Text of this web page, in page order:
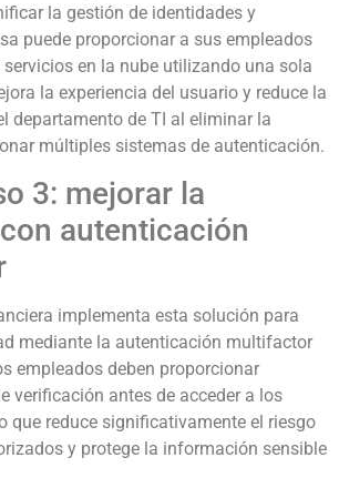
la gestión de identidades y
puede proporcionar a sus empleados
en la nube utilizando una sola
la experiencia del usuario y reduce la
departamento de TI al eliminar la
múltiples sistemas de autenticación.
3: mejorar la
autenticación
implementa esta solución para
mediante la autenticación multifactor
empleados deben proporcionar
verificación antes de acceder a los
que reduce significativamente el riesgo
y protege la información sensible